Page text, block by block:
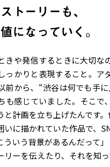
トーリーも、
になっていく。
きや発信するときに大切
っかりと表現すること。
前から、“渋谷は何でも手
も感じていました。そこ
と計画を立ち上げたんです
いに描かれていた作品で、
ういう背景があるんだって
リーを伝えたり、それを知